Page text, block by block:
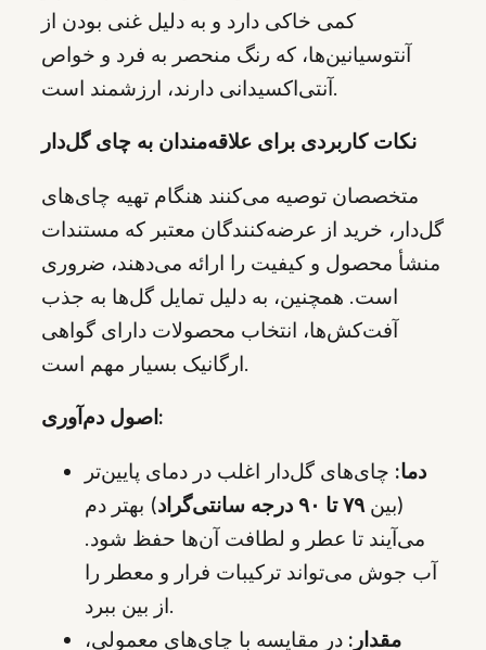
کمی خاکی دارد و به دلیل غنی بودن از
آنتوسیانین‌ها، که رنگ منحصر به فرد و خواص
آنتی‌اکسیدانی دارند، ارزشمند است.
نکات کاربردی برای علاقه‌مندان به چای گل‌دار
متخصصان توصیه می‌کنند هنگام تهیه چای‌های
گل‌دار، خرید از عرضه‌کنندگان معتبر که مستندات
منشأ محصول و کیفیت را ارائه می‌دهند، ضروری
است. همچنین، به دلیل تمایل گل‌ها به جذب
آفت‌کش‌ها، انتخاب محصولات دارای گواهی
ارگانیک بسیار مهم است.
اصول دم‌آوری:
دما: چای‌های گل‌دار اغلب در دمای پایین‌تر
(بین ۷۹ تا ۹۰ درجه سانتی‌گراد
) بهتر دم
می‌آیند تا عطر و لطافت آن‌ها حفظ شود.
آب جوش می‌تواند ترکیبات فرار و معطر را
از بین ببرد.
مقدار: در مقایسه با چای‌های معمولی،